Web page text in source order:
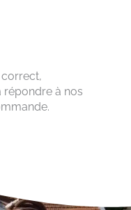
répondre à nos